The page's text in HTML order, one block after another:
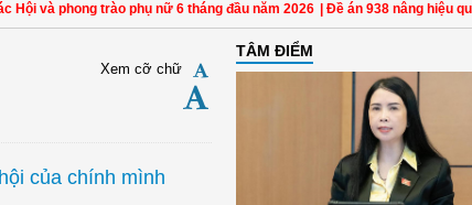
phong trào phụ nữ 6 tháng đầu năm 2026 | Đề án 938 nâng hiệu quả
Xem cỡ chữ
của chính mình
TÂM ĐIỂM